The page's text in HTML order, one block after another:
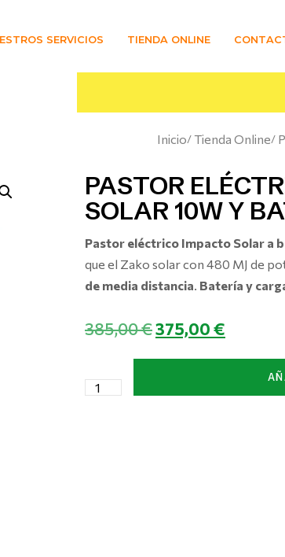
SERVICIOS TIENDA ONLINE
Inicio Tienda Online
PASTOR
SOLAR 10W Y
Pastor eléctrico Impacto Solar a
que el Zako solar con 480 MJ de
de media distancia. Batería y
385,00€375,00 €